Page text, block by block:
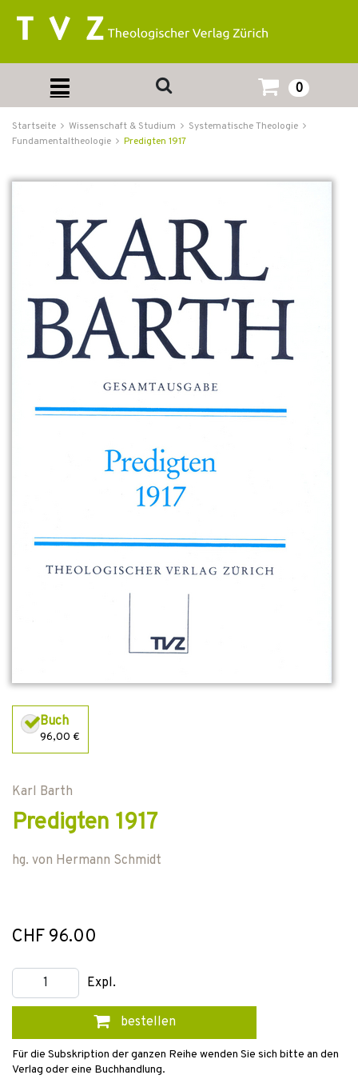
0
Startseite Wissenschaft & Studium
Systematische Theologie
Fundamentaltheologie
Predigten 1917
Buch
96,00 €
Karl Barth
Predigten 1917
hg. von Hermann Schmidt
CHF 96.00
Expl.
bestellen
Für die Subskription der ganzen Reihe wenden Sie sich bitte an den
Verlag oder eine Buchhandlung.